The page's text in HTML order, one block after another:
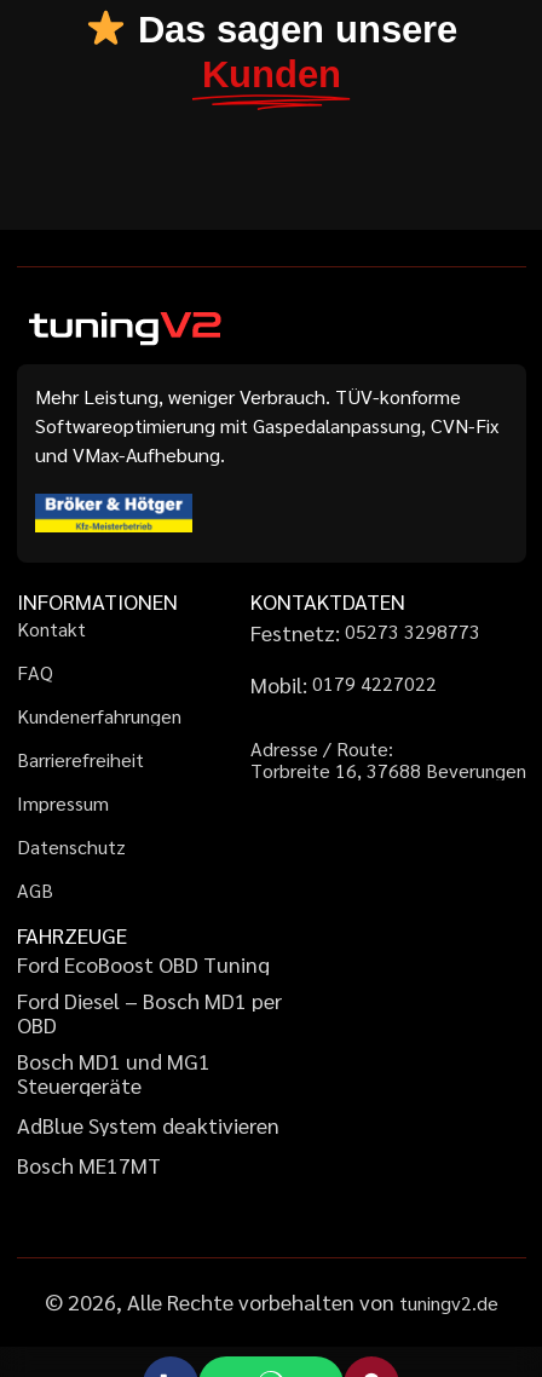
Das sagen unsere
Kunden
Mehr Leistung, weniger Verbrauch. TÜV-konforme
Softwareoptimierung mit Gaspedalanpassung, CVN-Fix
und VMax-Aufhebung.
INFORMATIONEN
Kontakt
FAQ
Kundenerfahrungen
Barrierefreiheit
Impressum
Datenschutz
AGB
KONTAKTDATEN
Festnetz: 05273 3298773
Mobil: 01 79 4227022
Adresse / Route:
Torbreite 16, 37688 Beverungen
FAHRZEUGE
Ford EcoBoost OBD Tuning
Ford Diesel – Bosch MD1 per
OBD
Bosch MD1 und MG1
Steuergeräte
AdBlueSystem deaktivieren
Bosch ME17MT
© 2026, Alle Rechte vorbehalten von tuningv2.de